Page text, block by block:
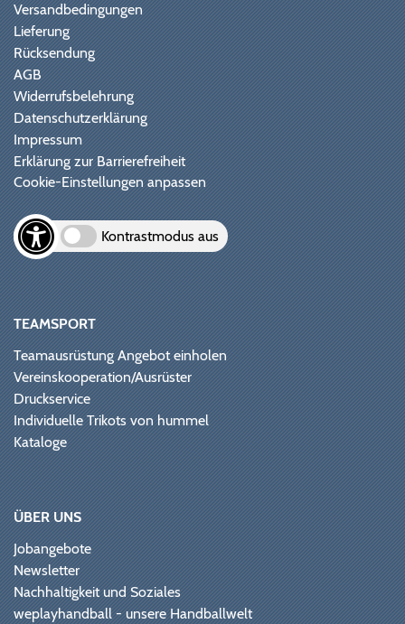
Versandbedingungen
Lieferung
Rücksendung
AGB
Widerrufsbelehrung
Datenschutzerklärung
Impressum
Erklärung zur Barrierefreiheit
Cookie-Einstellungen anpassen
Kontrastmodus aus
TEAMSPORT
Teamausrüstung Angebot einholen
Vereinskooperation/Ausrüster
Druckservice
Individuelle Trikots von hummel
Kataloge
ÜBER UNS
Jobangebote
Newsletter
Nachhaltigkeit und Soziales
weplayhandball - unsere Handballwelt